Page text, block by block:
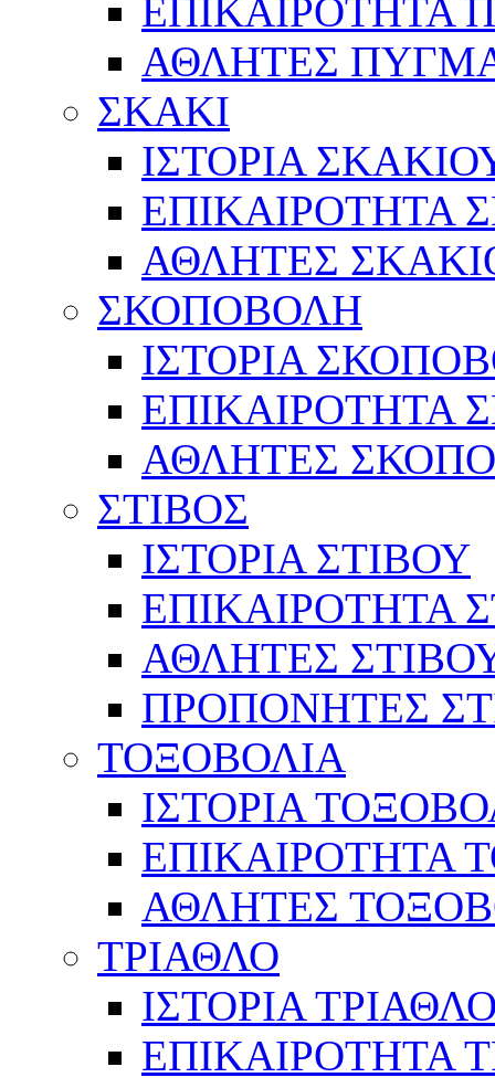
ΕΠΙΚΑΙΡΟΤΗΤΑ
ΑΘΛΗΤΕΣ
ΣΚΑΚΙ
ΙΣΤΟΡΙΑ
ΕΠΙΚΑΙΡΟΤΗΤΑ
ΑΘΛΗΤΕΣ
ΣΚΟΠΟΒΟΛΗ
ΙΣΤΟΡΙΑ
ΕΠΙΚΑΙΡΟΤΗΤΑ
ΑΘΛΗΤΕΣ
ΣΤΙΒΟΣ
ΙΣΤΟΡΙΑ ΣΤΙΒΟΥ
ΕΠΙΚΑΙΡΟΤΗΤΑ
ΑΘΛΗΤΕΣ
ΠΡΟΠΟΝΗΤΕΣ
ΤΟΞΟΒΟΛΙΑ
ΙΣΤΟΡΙΑ
ΕΠΙΚΑΙΡΟΤΗΤΑ
ΑΘΛΗΤΕΣ
ΤΡΙΑΘΛΟ
ΙΣΤΟΡΙΑ
ΕΠΙΚΑΙΡΟΤΗΤΑ